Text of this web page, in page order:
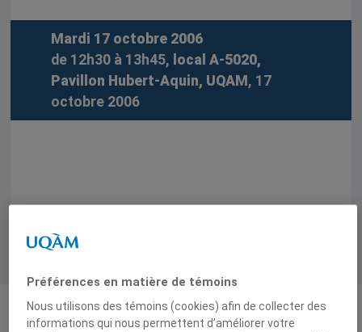
Mardi 17 octobre 2006
de 12h30 à 13h45, local A-5020,
Pavillon Hubert-Aquin, UQAM, 17
octobre 2006
Préférences en matière de témoins
Nous utilisons des témoins (cookies) afin de collecter des
informations qui nous permettent d’améliorer votre